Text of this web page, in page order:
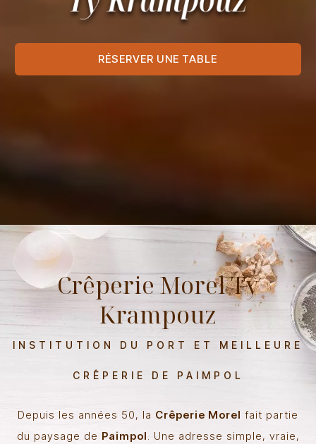
RÉSERVER UNE TABLE
Crêperie Morel Ty
Krampouz
INSTITUTION DU PORT ET MEILLEURE
CRÊPERIE DE PAIMPOL
Depuis les années 50, la Crêperie Morel fait partie
du paysage de Paimpol. Une adresse simple, vraie,